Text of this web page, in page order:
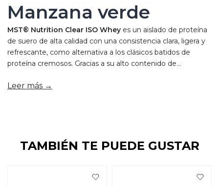
Manzana verde
MST® Nutrition Clear ISO Whey es un aislado de proteína
de suero de alta calidad con una consistencia clara, ligera y
refrescante, como alternativa a los clásicos batidos de
proteína cremosos. Gracias a su alto contenido de...
Leer más →
TAMBIÉN TE PUEDE GUSTAR